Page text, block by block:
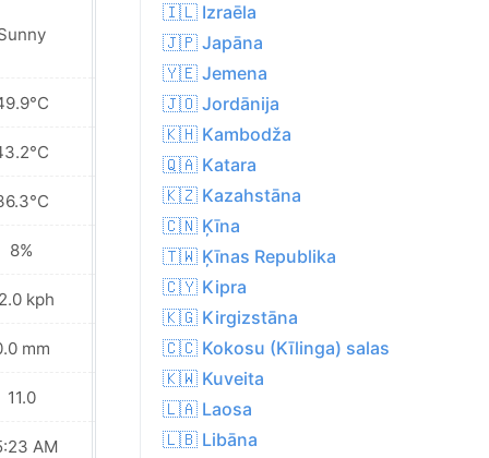
8%
kph
mm
11.0
AM
Sunny
46.9°C
41.0°C
35.1°C
12%
34.6 kph
0.0 mm
11.0
05:23 AM
🇮🇱 Izraēla
🇯🇵 Japāna
🇾🇪 Jemena
🇯🇴 Jordānija
🇰🇭 Kambodža
🇶🇦 Katara
🇰🇿 Kazahstāna
🇨🇳 Ķīna
🇹🇼 Ķīnas Republika
🇨🇾 Kipra
🇰🇬 Kirgizstāna
🇨🇨 Kokosu (Kīlinga) salas
🇰🇼 Kuveita
🇱🇦 Laosa
🇱🇧 Libāna